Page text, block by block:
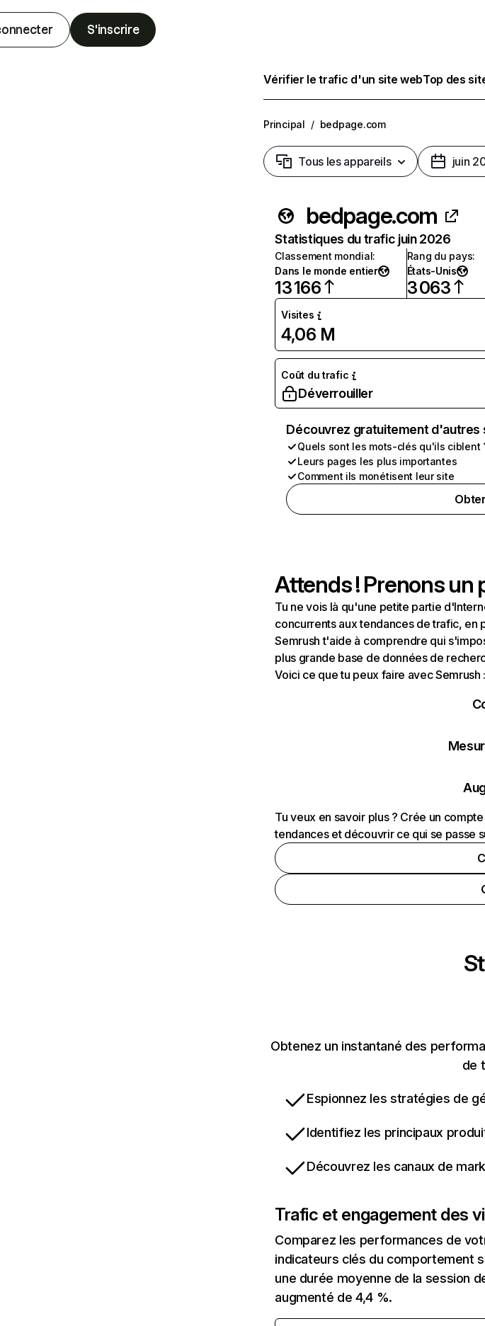
S'inscrire
Vérifier le trafic d'un site webTop des
Principal / bedpage.com
Tous les appareils juin
bedpage.com
Statistiques du trafic juin 2026
Classement mondial:
Dans le monde entier
13 166
Rang du pays:
États-Unis
3 063
Visites
4,06 M
Coût du trafic
Déverrouiller
Découvrez gratuitement
Quels sont les mots-clés qu'ils ciblent
Leurs pages les plus importantes
Comment ils monétisent leur site
Attends ! Prenons un
Tu ne vois là qu'une petite partie
concurrents aux tendances de trafic, en
Semrush t'aide à comprendre qui
plus grande base de données de
Voici ce que tu peux faire avec Semrush
Tu veux en savoir plus ? Crée un
tendances et découvrir ce qui se passe
Obtenez un instantané des
de
Espionnez les stratégies de
Identifiez les principaux
Découvrez les canaux de
Trafic et engagement des
Comparez les performances de
indicateurs clés du comportement
une durée moyenne de la session
augmenté de 4,4 %.